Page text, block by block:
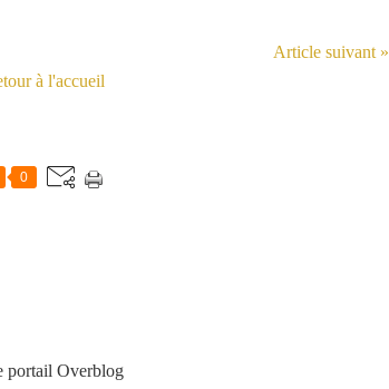
Article suivant »
à l'accueil
0
portail Overblog